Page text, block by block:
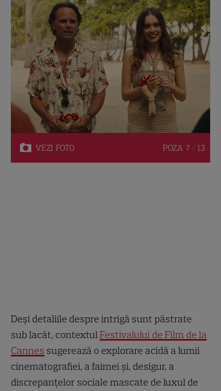
VEZI FOTO POZA 7 / 13
Deși detaliile despre intrigă sunt păstrate
sub lacăt, contextulFestivalului de Film de la
Cannes sugerează o explorare acidă a lumii
cinematografiei, a faimei și, desigur, a
discrepanțelor sociale mascate de luxul de